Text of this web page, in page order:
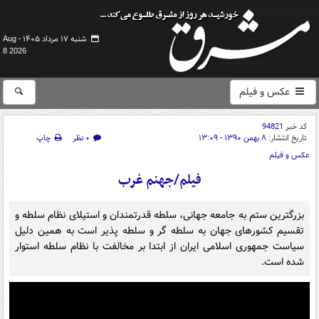
شنبه ۱۷ مرداد ۱۴۰۵ -
Aug
8 2026
عکس و فیلم
کد خبر 94821
تاریخ انتشار: ۸ بهمن ۱۳۹۰ - ۱۳:۰۹ ۰ نظر
چاپ
عکس و فیلم
فیلم/جهنم غرب
بزرگترین ستم به جامعه جهانی، سلطه قدرتمندان و استیلای نظام سلطه و
تقسیم كشورهای جهان به سلطه گر و سلطه پذیر است به همین دلیل
سیاست جمهوری اسلامی ایران از ابتدا بر مخالفت با نظام سلطه استوار
شده است.